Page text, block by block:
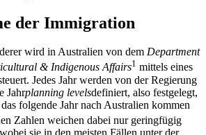
der Immigration
wird in Australien von dem Department
& Indigenous Affairs1 mittels eines
Jedes Jahr werden von der Regierung
Jahrplanning levelsdefiniert, also festgelegt,
folgende Jahr nach Australien kommen
Zahlen weichen dabei nur geringfügig